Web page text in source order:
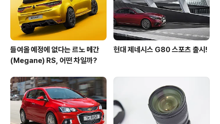
들여올 예정에 없다는 르노 메간
(Megane) RS, 어떤 차일까?
현대 제네시스 G80 스포츠 출시!